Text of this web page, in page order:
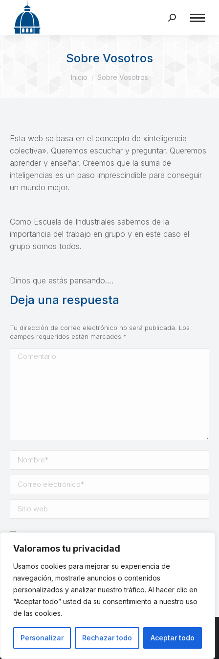
Valoramos tu privacidad
Usamos cookies para mejorar su experiencia de
navegación, mostrarle anuncios o contenidos
personalizados y analizar nuestro tráfico. Al hacer clic en
“Aceptar todo” usted da su consentimiento a nuestro uso
de las cookies.
Personalizar Rechazar todo Aceptar todo
Buscar:
Sobre Vosotros
Estás aquí:
Inicio Sobre Vosotros
Esta web se basa en el concepto de «inteligencia
colectiva». Queremos escuchar y preguntar. Queremos
aprender y enseñar. Creemos que la suma de
inteligencias es un paso imprescindible para conseguir
un mundo mejor.
Como Escuela de Industriales sabemos de la
importancia del trabajo en grupo y en este caso el
grupo somos todos.
Dinos que estás pensando….
Deja una respuesta
Tu dirección de correo electrónico no será publicada. Los
campos requeridos están marcados *
Comentario
Nombre *
Correo electrónico *
Sitio web
Save my name, email, and website in this browser for the
next time I comment.
Publicar comentario
© ETSII UPM - una web de believe